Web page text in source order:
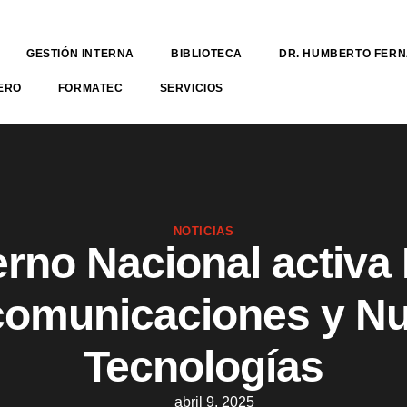
GESTIÓN INTERNA BIBLIOTECA DR. HUMBERTO
FORMATEC SERVICIOS
NOTICIAS
Nacional activa
y
Tecnologías
abril 9, 2025